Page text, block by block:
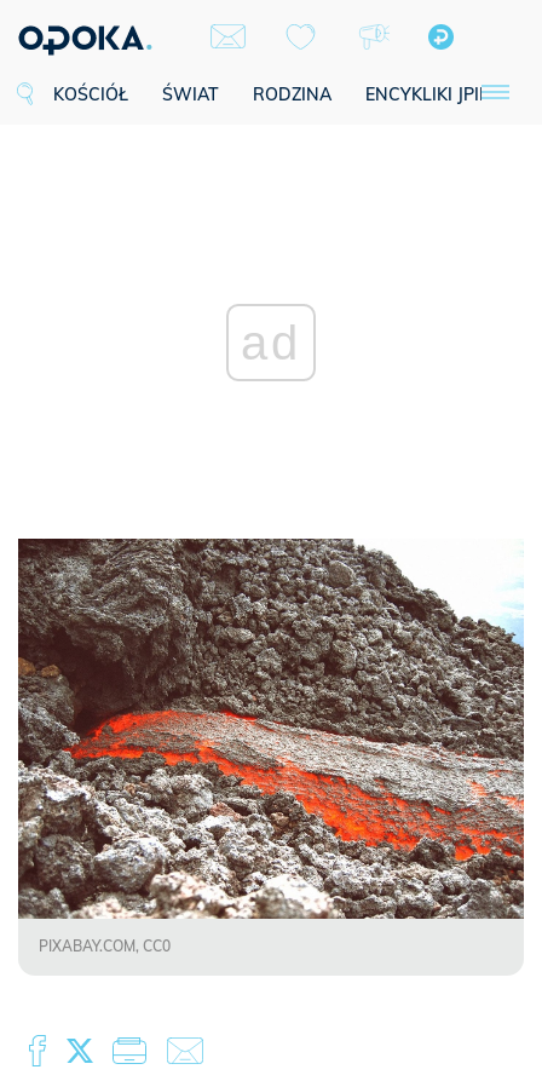
KOŚCIÓŁ ŚWIAT RODZINA ENCYKLIKI JPII
ad
PIXABAY.COM, CC0